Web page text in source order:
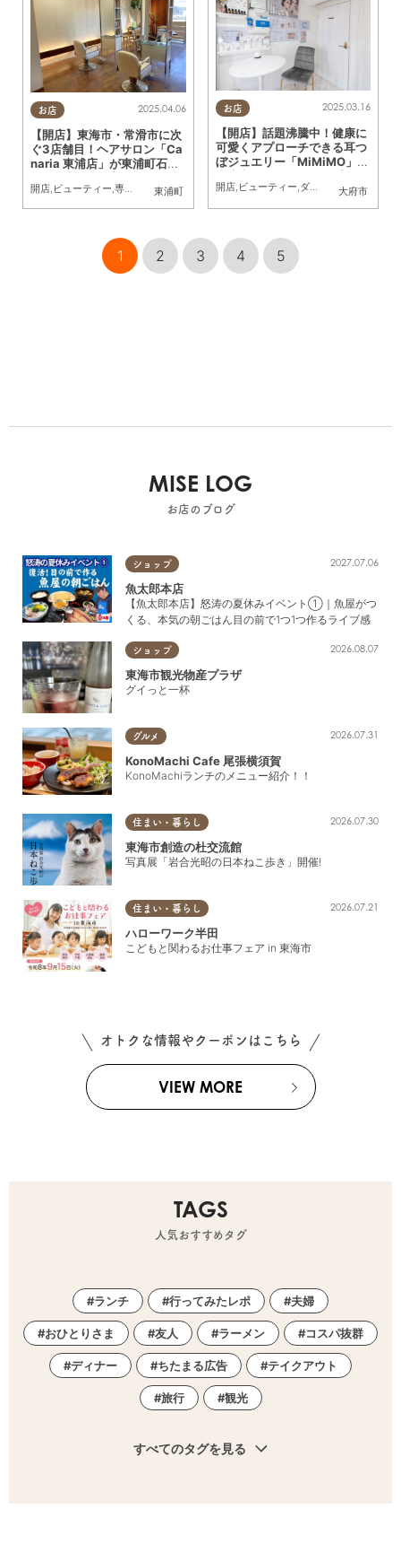
お店
東浦町
2025.04.06
【開店】東海市・常滑市に次
ぐ3店舗目！ヘアサロン「Ca
naria 東浦店」が東浦町石浜
開店, ビューティー,専門店 おひとりさま
お店
大府市
2025.03.16
【開店】話題沸騰中！健康に
可愛くアプローチできる耳つ
ぼジュエリー「MiMiMO」が
開店, ビューティー,ダイエット ,健康
1 2 3 4 5
MISE LOG
お店のブログ
ショップ 2027.07.06
魚太郎本店
【魚太郎本店】怒涛の夏休みイベント①｜魚屋がつ
くる、本気の朝ごはん目の前で1つ1つ作るライブ感
ショップ 2026.08.07
東海市観光物産プラザ
グイっと一杯
グルメ 2026.07.31
KonoMachi Cafe 尾張横須賀
KonoMachiランチのメニュー紹介！！
住まい・暮らし 2026.07.30
東海市創造の杜交流館
写真展「岩合光昭の日本ねこ歩き」開催!
住まい・暮らし 2026.07.21
ハローワーク半田
こどもと関わるお仕事フェア in 東海市
オトクな情報やクーポンはこちら
VIEW MORE
TAGS
人気おすすめタグ
ランチ 行ってみたレポ 夫婦
おひとりさま 友人 ラーメン コスパ抜群
ディナー ちたまる広告 テイクアウト
旅行 観光
すべてのタグを見る